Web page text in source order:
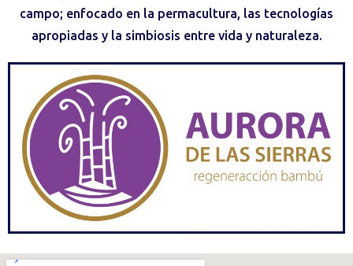
campo; enfocado en la permacultura, las tecnologías
apropiadas y la simbiosis entre vida y naturaleza.